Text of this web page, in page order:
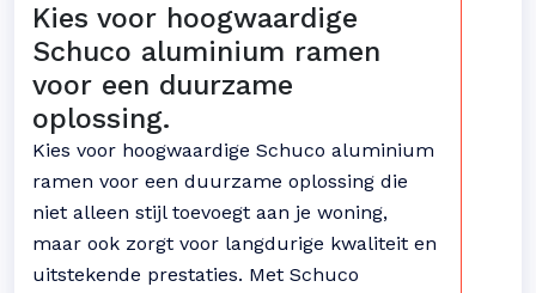
Kies voor hoogwaardige
Schuco aluminium ramen
voor een duurzame
oplossing.
Kies voor hoogwaardige Schuco aluminium
ramen voor een duurzame oplossing die
niet alleen stijl toevoegt aan je woning,
maar ook zorgt voor langdurige kwaliteit en
uitstekende prestaties. Met Schuco